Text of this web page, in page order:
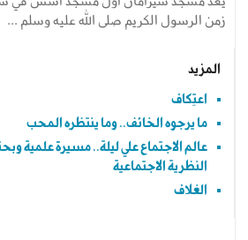
زمن الرسول الكريم صلى الله عليه وسلم ...
المزيد
اعتِكاف
ما يرجوه الخائف.. وما ينتظره المحب
عالم الاجتماع علي ليلة.. مسيرة علمية
النظرية الاجتماعية
الغلاف